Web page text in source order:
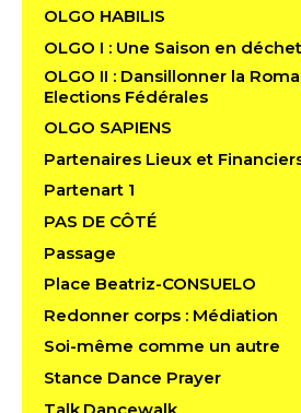
OLGO HABILIS
OLGO I : Une Saison en déchet
OLGO II : Dansillonner la
Elections Fédérales
OLGO SAPIENS
Partenaires Lieux et
Partenart 1
PAS DE CÔTÉ
Passage
Place Beatriz-CONSUELO
Redonner corps : Médiation
Soi-même comme un autre
Stance Dance Prayer
Talk.Dancewalk